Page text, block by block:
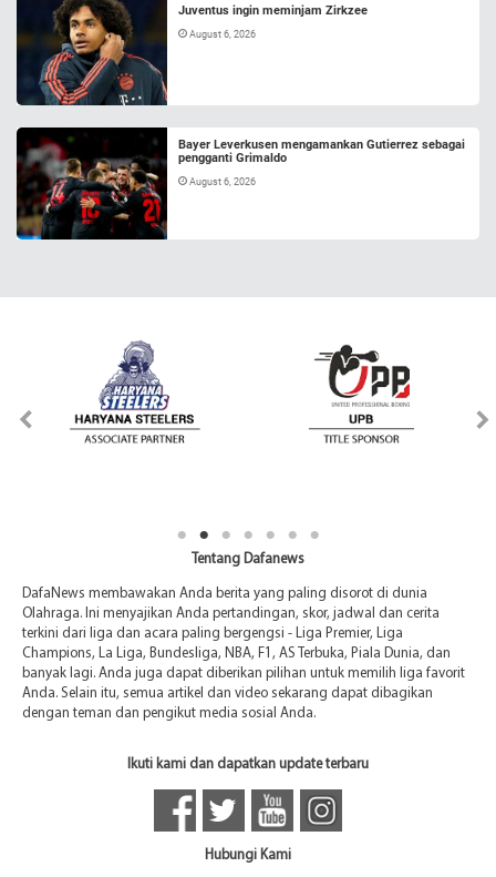
Juventus ingin meminjam Zirkzee
August 6, 2026
Bayer Leverkusen mengamankan Gutierrez sebagai
pengganti Grimaldo
August 6, 2026
Tentang Dafanews
DafaNews membawakan Anda berita yang paling disorot di dunia
Olahraga. Ini menyajikan Anda pertandingan, skor, jadwal dan cerita
terkini dari liga dan acara paling bergengsi - Liga Premier, Liga
Champions, La Liga, Bundesliga, NBA, F1, AS Terbuka, Piala Dunia, dan
banyak lagi. Anda juga dapat diberikan pilihan untuk memilih liga favorit
Anda. Selain itu, semua artikel dan video sekarang dapat dibagikan
dengan teman dan pengikut media sosial Anda.
Ikuti kami dan dapatkan update terbaru
Hubungi Kami